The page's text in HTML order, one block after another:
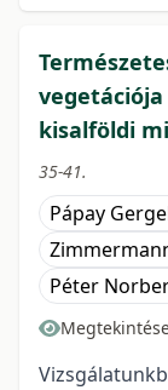
kisalföldi
35-41.
Pápay
Péter